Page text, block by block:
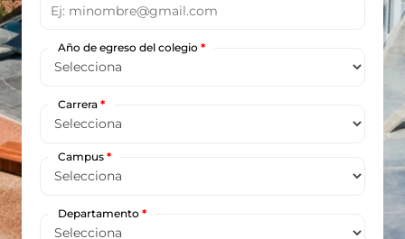
Año de egreso del colegio *
Carrera *
Campus *
Departamento *